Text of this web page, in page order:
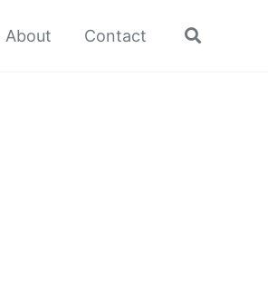
About Contact
Toggle